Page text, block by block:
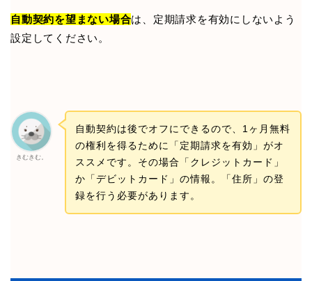
自動契約を望まない場合は、定期請求を有効にしないよう
設定してください。
きむきむ。
自動契約は後でオフにできるので、1ヶ月無料
の権利を得るために「定期請求を有効」がオ
ススメです。その場合「クレジットカード」
か「デビットカード」の情報。「住所」の登
録を行う必要があります。